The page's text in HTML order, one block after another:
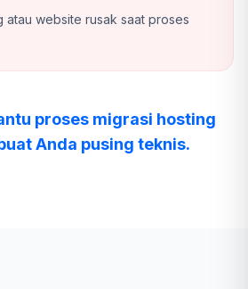
atau website rusak saat proses
proses migrasi hosting
Anda pusing teknis.